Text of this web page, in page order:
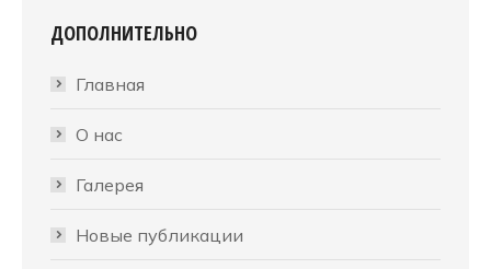
ДОПОЛНИТЕЛЬНО
Главная
О нас
Галерея
Новые публикации